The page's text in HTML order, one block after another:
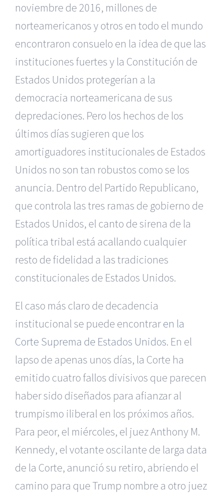
noviembre de 2016, millones de
norteamericanos y otros en todo el mundo
encontraron consuelo en la idea de que las
instituciones fuertes y la Constitución de
Estados Unidos protegerían a la
democracia norteamericana de sus
depredaciones. Pero los hechos de los
últimos días sugieren que los
amortiguadores institucionales de Estados
Unidos no son tan robustos como se los
anuncia. Dentro del Partido Republicano,
que controla las tres ramas de gobierno de
Estados Unidos, el canto de sirena de la
política tribal está acallando cualquier
resto de fidelidad a las tradiciones
constitucionales de Estados Unidos.
El caso más claro de decadencia
institucional se puede encontraren la
Corte Suprema de Estados Unidos. En el
lapso de apenas unos días, la Corte ha
emitido cuatro fallos divisivos que parecen
haber sido diseñados para afianzar al
trumpismo iliberal en los próximos años.
Para peor, el miércoles, el juez Anthony M.
Kennedy, el votante oscilante de larga data
de la Corte, anunció su retiro, abriendo el
camino para que Trump nombre a otro juez